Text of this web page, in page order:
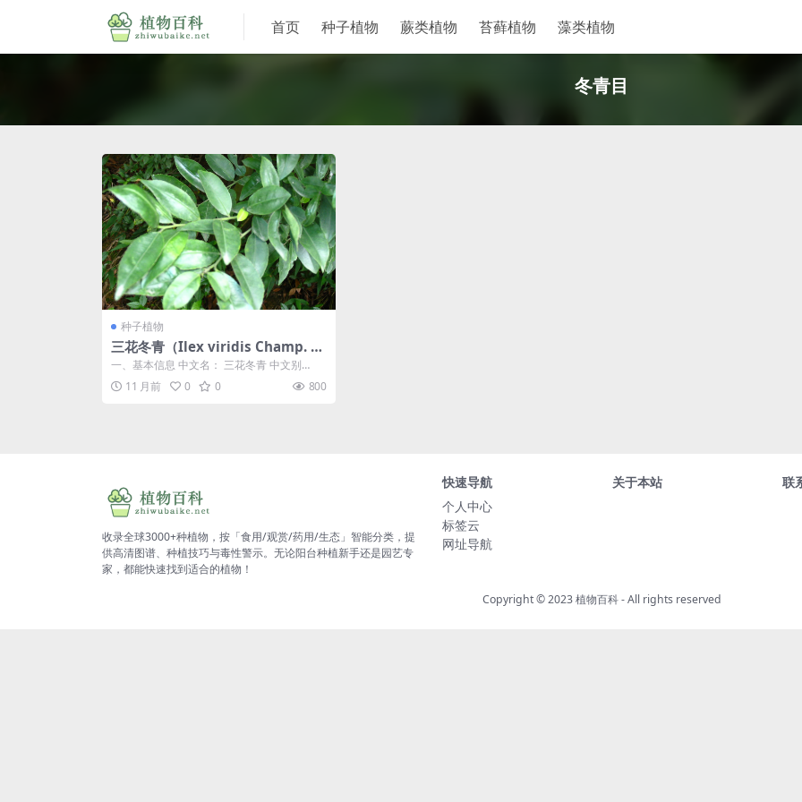
首页 种子植物 蕨类植物 苔藓植物 藻类植物
冬青目
种子植物
三花冬青（Ilex viridis Champ. ex
Benth.）
一、基本信息 中文名： 三花冬青 中文别
名： 绿冬青、亮叶冬青、细叶三花冬青 拉...
11 月前 0 0 800
收录全球3000+种植物，按「食用/观赏/药用/生态」智能分类，提
供高清图谱、种植技巧与毒性警示。无论阳台种植新手还是园艺专
家，都能快速找到适合的植物！
快速导航
个人中心
标签云
网址导航
关于本站 联
Copyright © 2023植物百科- All rights reserved